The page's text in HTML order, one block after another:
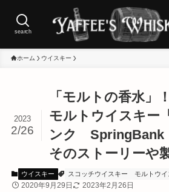
search
ホーム ウイスキー
「モルトの香水」
モルトウイスキー
ンク SpringBank
そのストーリーや
2023
2/26
ウイスキー スコッチウイスキー モルトウイ
2020年9月29日 2023年2月26日